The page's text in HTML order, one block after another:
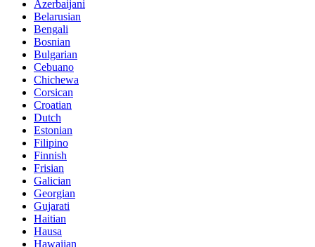
Azerbaijani
Belarusian
Bengali
Bosnian
Bulgarian
Cebuano
Chichewa
Corsican
Croatian
Dutch
Estonian
Filipino
Finnish
Frisian
Galician
Georgian
Gujarati
Haitian
Hausa
Hawaiian